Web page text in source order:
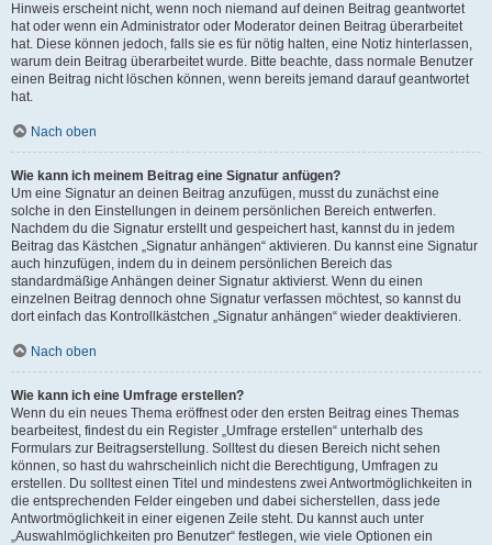
Hinweis erscheint nicht, wenn noch niemand auf deinen Beitrag geantwortet
hat oder wenn ein Administrator oder Moderator deinen Beitrag überarbeitet
hat. Diese können jedoch, falls sie es für nötig halten, eine Notiz hinterlassen,
warum dein Beitrag überarbeitet wurde. Bitte beachte, dass normale Benutzer
einen Beitrag nicht löschen können, wenn bereits jemand darauf geantwortet
hat.
Nach oben
Wie kann ich meinem Beitrag eine Signatur anfügen?
Um eine Signatur an deinen Beitrag anzufügen, musst du zunächst eine
solche in den Einstellungen in deinem persönlichen Bereich entwerfen.
Nachdem du die Signatur erstellt und gespeichert hast, kannst du in jedem
Beitrag das Kästchen „Signatur anhängen“ aktivieren. Du kannst eine Signatur
auch hinzufügen, indem du in deinem persönlichen Bereich das
standardmäßige Anhängen deiner Signatur aktivierst. Wenn du einen
einzelnen Beitrag dennoch ohne Signatur verfassen möchtest, so kannst du
dort einfach das Kontrollkästchen „Signatur anhängen“ wieder deaktivieren.
Nach oben
Wie kann ich eine Umfrage erstellen?
Wenn du ein neues Thema eröffnest oder den ersten Beitrag eines Themas
bearbeitest, findest du ein Register „Umfrage erstellen“ unterhalb des
Formulars zur Beitragserstellung. Solltest du diesen Bereich nicht sehen
können, so hast du wahrscheinlich nicht die Berechtigung, Umfragen zu
erstellen. Du solltest einen Titel und mindestens zwei Antwortmöglichkeiten in
die entsprechenden Felder eingeben und dabei sicherstellen, dass jede
Antwortmöglichkeit in einer eigenen Zeile steht. Du kannst auch unter
„Auswahlmöglichkeiten pro Benutzer“ festlegen, wie viele Optionen ein